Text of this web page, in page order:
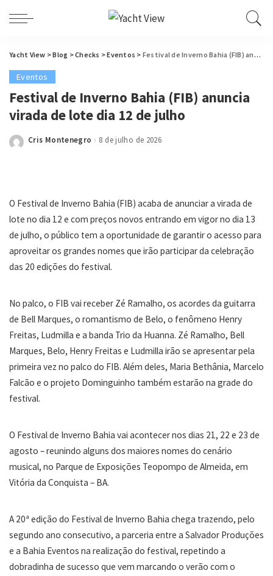
Yacht View >Blog >Checks >Eventos > Festival de Inverno Bahia (FIB) anuncia virada de lote dia 12 de julho
Eventos
Festival de Inverno Bahia (FIB) anuncia
virada de lote dia 12 de julho
Posted
Cris Montenegro 8 de julho de 2026
O Festival de Inverno Bahia (FIB) acaba de anunciar a virada de
lote no dia 12 e com preços novos entrando em vigor no dia 13
de julho, o público tem a oportunidade de garantir o acesso para
aproveitar os grandes nomes que irão participar da celebração
das 20 edições do festival.
No palco, o FIB vai receber Zé Ramalho, os acordes da guitarra
de Bell Marques, o romantismo de Belo, o fenômeno Henry
Freitas, Ludmilla e a banda Trio da Huanna. Zé Ramalho, Bell
Marques, Belo, Henry Freitas e Ludmilla irão se apresentar pela
primeira vez no palco do FIB. Além deles, Maria Bethânia, Marcelo
Falcão e o projeto Dominguinho também estarão na grade do
festival.
O Festival de Inverno Bahia vai acontecer nos dias 21, 22 e 23 de
agosto – reunindo alguns dos maiores nomes do cenário
musical, no Parque de Exposições Teopompo de Almeida, em
Vitória da Conquista – BA.
A 20ª edição do Festival de Inverno Bahia chega trazendo, pelo
segundo ano consecutivo, a parceria entre a Salvador Produções
e a Bahia Eventos na realização do festival, repetindo a
dobradinha de sucesso que vem marcando o verão com o